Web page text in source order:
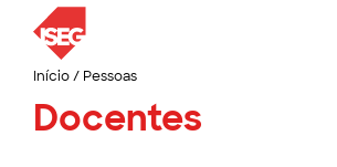
Início/ Pessoas
Docentes